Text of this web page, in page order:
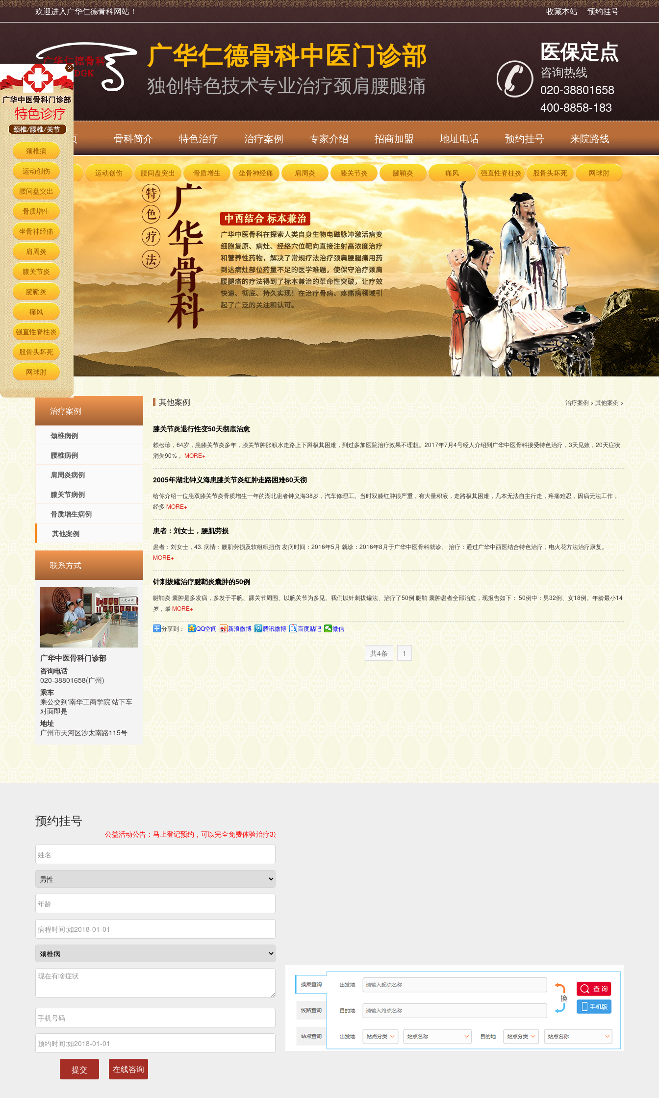
欢迎进入广华仁德骨科网站！ 收藏本站 预约挂号
广华仁德骨科中医门诊部
独创特色技术专业治疗颈肩腰腿痛
医保定点
咨询热线
020-38801658
400-8858-183
首页 骨科简介 特色治疗 治疗案例 专家介绍 招商加盟 地址电话 预约挂号 来院路线
颈椎病 运动创伤 腰间盘突出 骨质增生 坐骨神经痛 肩周炎 膝关节炎 腱鞘炎 痛风 强直性脊柱炎 股骨头坏死 网球肘
颈椎病
运动创伤
腰间盘突出
骨质增生
坐骨神经痛
肩周炎
膝关节炎
腱鞘炎
痛风
强直性脊柱炎
股骨头坏死
网球肘
治疗案例
颈椎病例
腰椎病例
肩周炎病例
膝关节病例
骨质增生病例
其他案例
联系方式
广华中医骨科门诊部
咨询电话
020-38801658(广州)
乘车
乘公交到‘南华工商学院’站下车
对面即是
地址
广州市天河区沙太南路115号
其他案例 治疗案例 > 其他案例>
膝关节炎退行性变50天彻底治愈
赖松珍，64岁，患膝关节炎多年，膝关节肿胀积水走路上下蹲极其困难，到过多加医院治疗效果不理想。2017年7月4号经人介绍到广华中医骨科接受特色治疗，3天见效，20天症状
消失90%， MORE+
2005年湖北钟义海患膝关节炎红肿走路困难60天彻
给你介绍一位患双膝关节炎骨质增生一年的湖北患者钟义海38岁，汽车修理工。当时双膝红肿很严重，有大量积液，走路极其困难，几本无法自主行走，疼痛难忍，因病无法工作，
经多MORE+
患者：刘女士，腰肌劳损
患者：刘女士，43. 病情：腰肌劳损及软组织扭伤 发病时间：2016年5月 就诊：2016年8月于广华中医骨科就诊。 治疗：通过广华中西医结合特色治疗，电火花方法治疗康复。
MORE+
针刺拔罐治疗腱鞘炎囊肿的50例
腱鞘炎 囊肿是多发病，多发于手腕、踝关节周围、以腕关节为多见。我们以针刺拔罐法、治疗了50例 腱鞘 囊肿患者全部治愈，现报告如下： 50例中：男32例、女18例。年龄最小14
岁，最 MORE+
分享到： QQ空间 新浪微博 腾讯微博 百度贴吧 微信
共4条 1
预约挂号
公益活动公告：马上登记预约，可以完全免费体验治疗3次广华特色疗法，不收任何费用！活动结束前有效！
提交 在线咨询